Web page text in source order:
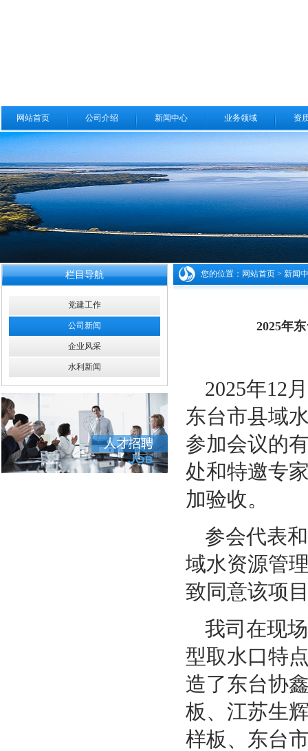
网站首页 公司介绍 新闻中心 业务领域 资
栏目导航
党建工作
公司新闻
企业风采
水利新闻
您的位置： 网站首页 > 新闻
2025年
2025年12 月
东台市县域
参加会议的
处和特邀专
加验收。
参会代表
域水资源管
致同意该项
我司在现
型取水口特
造了东台协
板、江苏生
样板、东台